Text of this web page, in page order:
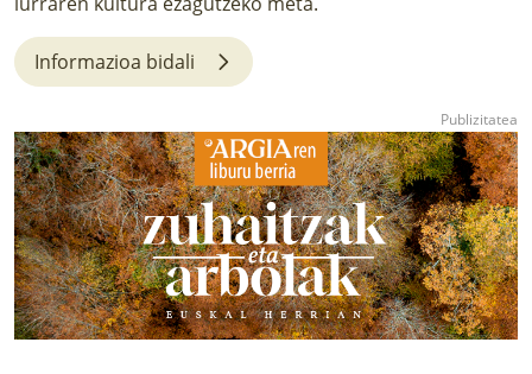
LURRAREN AGENDA
AZOKA
Informazioa bidali